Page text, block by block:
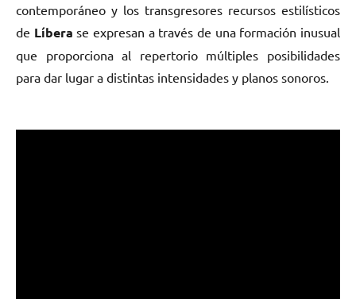
contemporáneo y los transgresores recursos estilísticos
de Líbera se expresan a través de una formación inusual
que proporciona al repertorio múltiples posibilidades
para dar lugar a distintas intensidades y planos sonoros.